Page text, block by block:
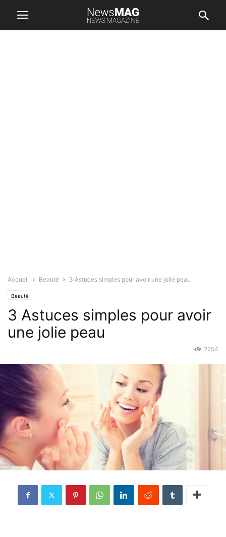
Accueil Beauté 3 Astuces simples pour avoir une jolie peau
Beauté
3 Astuces simples pour avoir
une jolie peau
2254